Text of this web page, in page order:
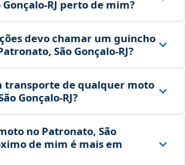
perto de mim?
devo chamar um guincho
São Gonçalo‑RJ?
transporte de qualquer moto
Gonçalo‑RJ?
no Patronato, São
de mim é mais em